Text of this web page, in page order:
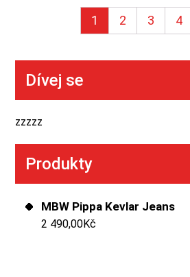
1 2 3 4
Dívej se
zzzzz
Produkty
MBW Pippa Kevlar Jeans
2 490,00Kč